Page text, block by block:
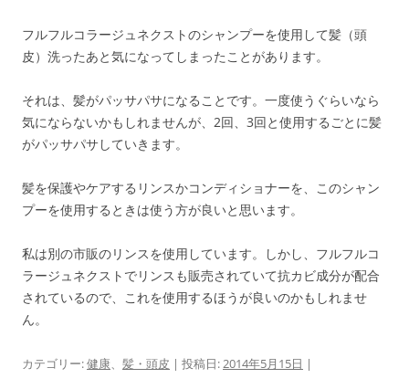
フルフルコラージュネクストのシャンプーを使用して髪（頭
皮）洗ったあと気になってしまったことがあります。
それは、髪がパッサパサになることです。一度使うぐらいなら
気にならないかもしれませんが、2回、3回と使用するごとに髪
がパッサパサしていきます。
髪を保護やケアするリンスかコンディショナーを、このシャン
プーを使用するときは使う方が良いと思います。
私は別の市販のリンスを使用しています。しかし、フルフルコ
ラージュネクストでリンスも販売されていて抗カビ成分が配合
されているので、これを使用するほうが良いのかもしれませ
ん。
カテゴリー:健康、 髪・頭皮 | 投稿日:2014年5月15日 |